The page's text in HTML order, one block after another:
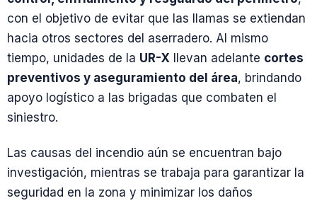
con el objetivo de evitar que las llamas se extiendan
hacia otros sectores del aserradero. Al mismo
tiempo, unidades de la UR-X llevan adelante cortes
preventivos y aseguramiento del área, brindando
apoyo logístico a las brigadas que combaten el
siniestro.
Las causas del incendio aún se encuentran bajo
investigación, mientras se trabaja para garantizar la
seguridad en la zona y minimizar los daños